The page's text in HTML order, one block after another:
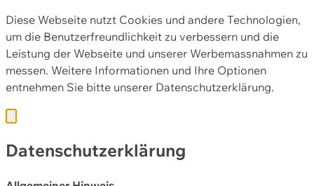
Diese Webseite nutzt Cookies und andere Technologien,
um die Benutzerfreundlichkeit zu verbessern und die
Leistung der Webseite und unserer Werbemassnahmen zu
messen. Weitere Informationen und Ihre Optionen
entnehmen Sie bitte unserer Datenschutzerklärung.
Datenschutzerklärung